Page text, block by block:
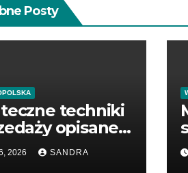
Posty
techniki
opisane
2026 SANDRA